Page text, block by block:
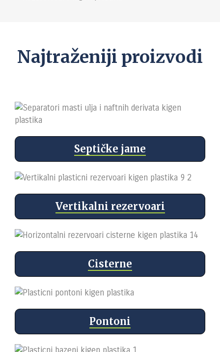
Najtraženiji proizvodi
Septičke jame
Vertikalni rezervoari
Cisterne
Pontoni